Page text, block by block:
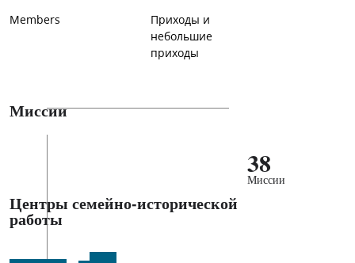
Members
Приходы и
небольшие
приходы
Миссии
38
Миссии
Центры семейно-исторической
работы